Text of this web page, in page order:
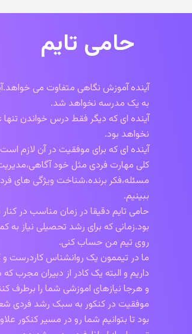
حامی تایم
آینده آموزش نگاهی متفاوت می
به یک مدرسه نخواهد شد.
آینده ای که دیگر فقط درس خواندن
نخواهد بود.
آینده ای که برای موفقیت در آن لازم
کلی مهارت فردی مثل خود
مسئله،فکر برنده،شناخت ویژگی های
ببینیم.
حامی تایم دقیقا در زمان مناسب در
بود.زمانی که برای رشد تحصیلی نیاز به
روی تیم من حساب کنی.
ما در تیممون یک روانشناس کاردرست
داریم و البته یک کادر از دبیران مجرب
و هرجا نیازهای اموزشی شما را برطرف
موفقیت در کنکور به سبک رشد فردی
بود تا بتوانیم شما رو در مسیر کنکور